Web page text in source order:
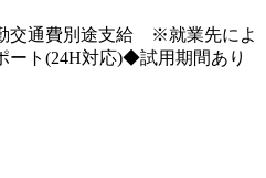
交通費別途支給 ※就業先によ
ト(24H対応)◆試用期間あり